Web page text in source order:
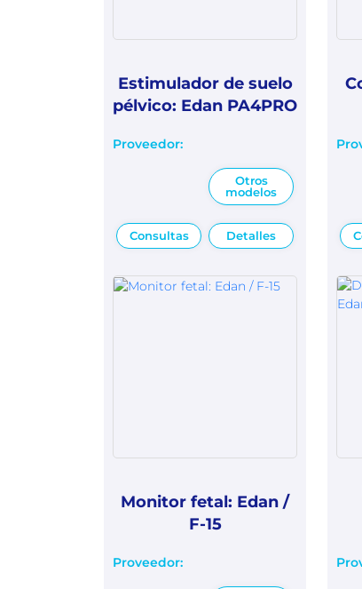
Estimulador de suelo
pélvico: Edan PA4PRO
Proveedor:
Otros
modelos
Consultas Detalles
Monitor fetal: Edan /
F-15
Proveedor: